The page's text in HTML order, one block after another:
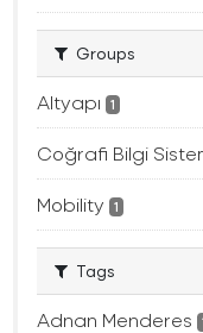
Groups
Altyapı 1
Coğrafi Bilgi
Mobility 1
Tags
Adnan Menderes